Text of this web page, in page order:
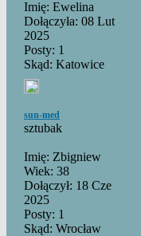
Imię: Ewelina
Dołączyła: 08 Lut
2025
Posty: 1
Skąd: Katowice
sun-med
sztubak
Imię: Zbigniew
Wiek: 38
Dołączył: 18 Cze
2025
Posty: 1
Skąd: Wrocław